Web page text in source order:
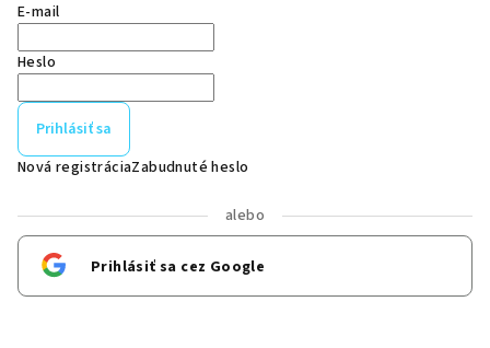
E-mail
Heslo
Prihlásiť sa
Nová registráciaZabudnuté heslo
alebo
Prihlásiť sa cez Google